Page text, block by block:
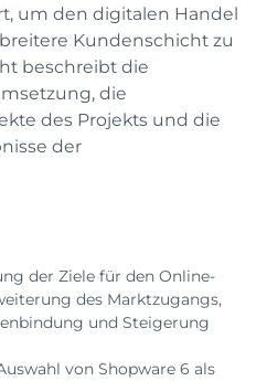
um den digitalen Handel
Kundenschicht zu
beschreibt die
die
des Projekts und die
der
der Ziele für den Online-
des Marktzugangs,
und Steigerung
von Shopware 6 als